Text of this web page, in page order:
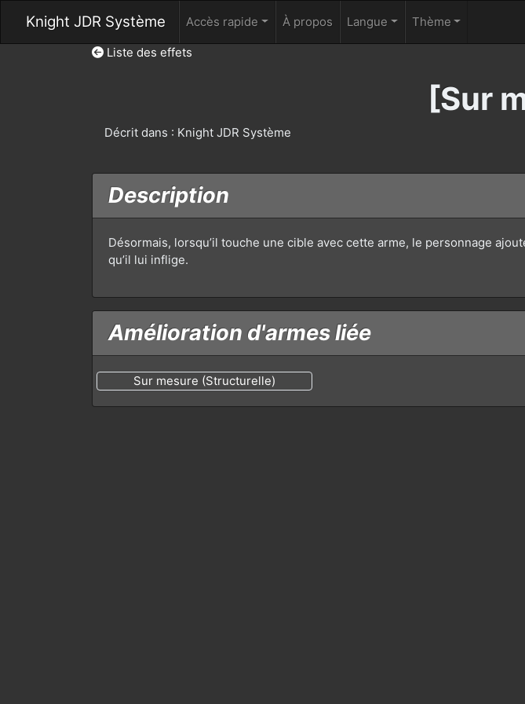
Knight JDR Système Accès rapide À propos Langue Thème
Liste des effets
[Sur
Décrit dans : Knight JDR Système
Description
Désormais, lorsqu’il touche une cible avec cette arme, le personnage
qu’il lui inflige.
Amélioration d'armes liée
Sur mesure (Structurelle)